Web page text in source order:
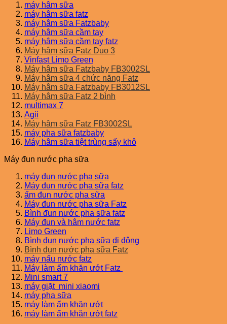
máy hâm sữa
máy hâm sữa fatz
máy hâm sữa Fatzbaby
máy hâm sữa cầm tay
máy hâm sữa cầm tay fatz
Máy hâm sữa Fatz Duo 3
Vinfast Limo Green
Máy hâm sữa Fatzbaby FB3002SL
Máy hâm sữa 4 chức năng Fatz
Máy hâm sữa Fatzbaby FB3012SL
Máy hâm sữa Fatz 2 bình
multimax 7
Agii
Máy hâm sữa Fatz FB3002SL
máy pha sữa fatzbaby
Máy hâm sữa tiệt trùng sấy khô
Máy đun nước pha sữa
máy đun nước pha sữa
Máy đun nước pha sữa fatz
ấm đun nước pha sữa
Máy đun nước pha sữa Fatz
Bình đun nước pha sữa fatz
Máy đun và hâm nước fatz
Limo Green
Bình đun nước pha sữa di động
Bình đun nước pha sữa Fatz
máy nấu nước fatz
Máy làm ấm khăn ướt Fatz
Mini smart 7
máy giặt mini xiaomi
máy pha sữa
máy làm ấm khăn ướt
máy làm ấm khăn ướt fatz